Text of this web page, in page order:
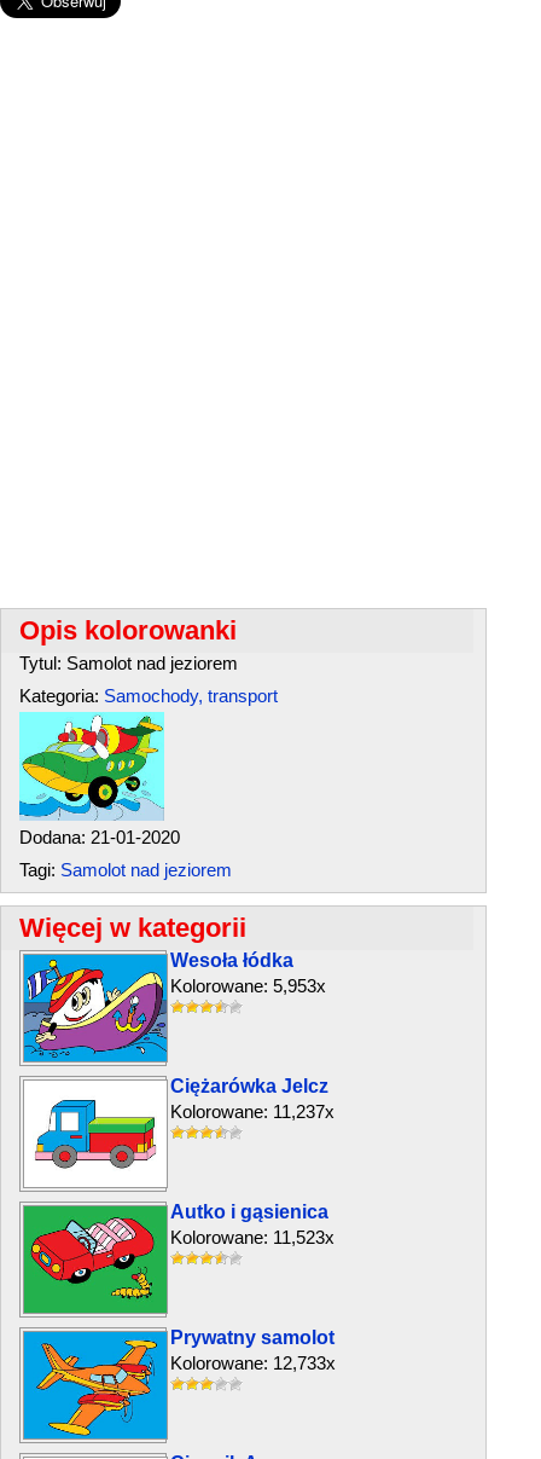
Opis kolorowanki
Tytul: Samolot nad jeziorem
Kategoria: Samochody, transport
Dodana: 21-01-2020
Tagi: Samolot nad jeziorem
Więcej w kategorii
Wesoła łódka
Kolorowane: 5,953x
Ciężarówka Jelcz
Kolorowane: 11,237x
Autko i gąsienica
Kolorowane: 11,523x
Prywatny samolot
Kolorowane: 12,733x